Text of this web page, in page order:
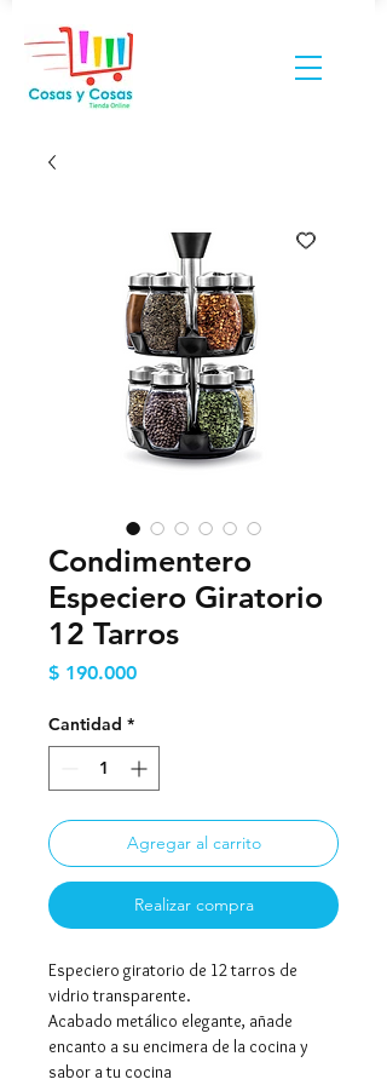
Condimentero
Especiero Giratorio
12 Tarros
$ 190.000Precio
Cantidad *
Agregar al carrito
Realizar compra
Especiero giratorio de 12 tarros de
vidrio transparente.
Acabado metálico elegante, añade
encanto a su encimera de la cocina y
sabor a tu cocina